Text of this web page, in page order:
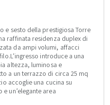
e sesto della prestigiosa Torre
raffinata residenza duplex di
da ampi volumi, affacci
introduce a una
altezza, luminosa e
a un terrazzo di circa 25 mq
accoglie una cucina su
un’elegante area